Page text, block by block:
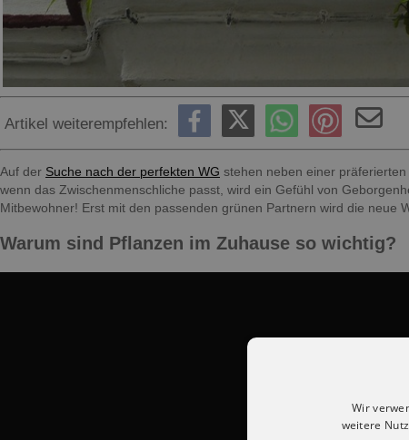
Artikel weiterempfehlen:
Auf der Suche nach der perfekten WG stehen neben einer
wenn das Zwischenmenschliche passt, wird ein Gefühl von
Mitbewohner! Erst mit den passenden grünen Partnern wird die neue
Warum sind Pflanzen im Zuhause so wichtig?
Wir
weitere